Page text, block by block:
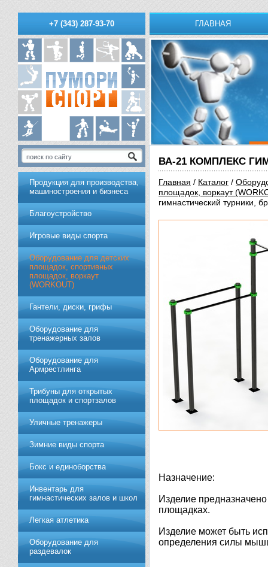
+7 (343) 287-93-70 ГЛАВНАЯ
ВА-21 КОМПЛЕКС
Главная / Каталог /
площадок, воркаут
гимнастический турники,
Назначение:
Изделие
площадках.
Изделие может быть
определения силы
Продукция для производства,
машиностроения и бизнеса
Благоустройство
Игровые виды спорта
Оборудование для детских
площадок, спортивных
площадок, воркаут
(WORKOUT)
Гантели, диски, грифы
Обoрудoвание для
трeнажерных залoв
Оборудование для
Армрестлинга
Трибуны для открытых
площадок и спортзалов
Уличные тренажеры
Зимние виды спорта
Бокс и единоборства
Инвентарь для
гимнастических залов и школ
Легкая атлетика
Оборудование для
раздевалок